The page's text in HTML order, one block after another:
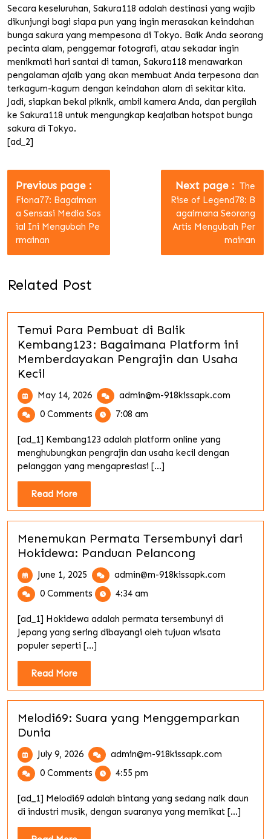
Secara keseluruhan, Sakura118 adalah destinasi yang wajib
dikunjungi bagi siapa pun yang ingin merasakan keindahan
bunga sakura yang mempesona di Tokyo. Baik Anda seorang
pecinta alam, penggemar fotografi, atau sekadar ingin
menikmati hari santai di taman, Sakura118 menawarkan
pengalaman ajaib yang akan membuat Anda terpesona dan
terkagum-kagum dengan keindahan alam di sekitar kita.
Jadi, siapkan bekal piknik, ambil kamera Anda, dan pergilah
ke Sakura118 untuk mengungkap keajaiban hotspot bunga
sakura di Tokyo.
[ad_2]
Post
navigation
Previous page
Posts
Fiona77: Bagaiman
a Sensasi Media Sos
ial Ini Mengubah Pe
rmainan
Next page
Newer
Posts
The
Rise of Legend78: B
agaimana Seorang
Artis Mengubah Per
mainan
Related Post
Temui Para Pembuat di Balik
Kembang123: Bagaimana Platform ini
Memberdayakan Pengrajin dan Usaha
Kecil
May 14, 2026 May
14,
2026
admin@m-918kissapk.com
Pengrajin
dan
0 Comments 7:08 am
[ad_1] Kembang123 adalah platform online yang
menghubungkan pengrajin dan usaha kecil dengan
pelanggan yang mengapresiasi [...]
Read MoreRead
More
Menemukan Permata Tersembunyi dari
Hokidewa: Panduan Pelancong
June 1, 2025 June
2025
admin@m-918kissapk.com
0 Comments 4:34 am
[ad_1] Hokidewa adalah permata tersembunyi di
Jepang yang sering dibayangi oleh tujuan wisata
populer seperti [...]
Read MoreRead
More
Melodi69: Suara yang Menggemparkan
Dunia
July 9, 2026 July
2026
admin@m-918kissapk.com
Dunia
0 Comments 4:55 pm
[ad_1] Melodi69 adalah bintang yang sedang naik daun
di industri musik, dengan suaranya yang memikat [...]